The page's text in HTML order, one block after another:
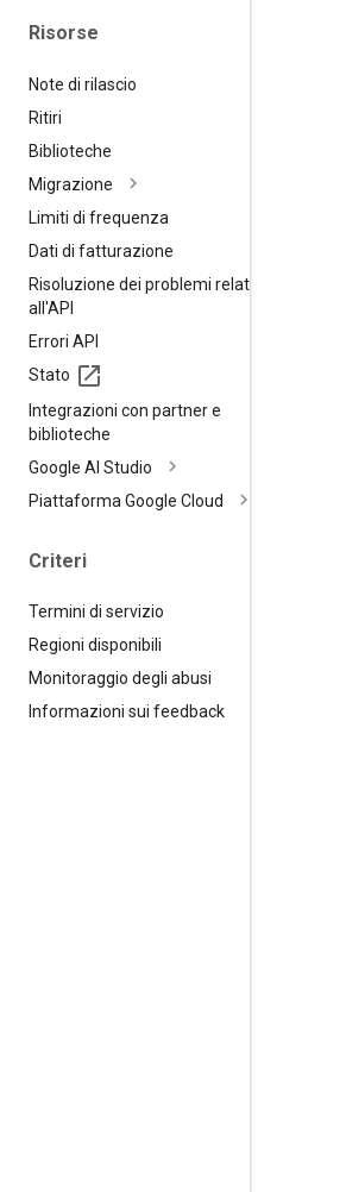
Risorse
Note di rilascio
Ritiri
Biblioteche
Migrazione
Limiti di frequenza
Dati di fatturazione
Risoluzione dei problemi relativi
all'API
Errori API
Stato
Integrazioni con partner e
biblioteche
Google AI Studio
Piattaforma Google Cloud
Criteri
Termini di servizio
Regioni disponibili
Monitoraggio degli abusi
Informazioni sui feedback